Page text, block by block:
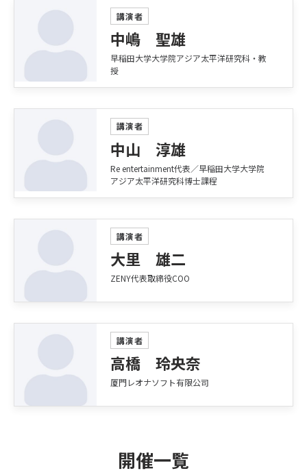
講演者
中嶋 聖雄
早稲田大学大学院アジア太平洋研究科・教
授
講演者
中山 淳雄
Re entertainment代表／早稲田大学大学院
アジア太平洋研究科博士課程
講演者
大里 雄二
ZENY代表取締役COO
講演者
高橋 玲央奈
厦門レオナソフト有限公司
開催一覧